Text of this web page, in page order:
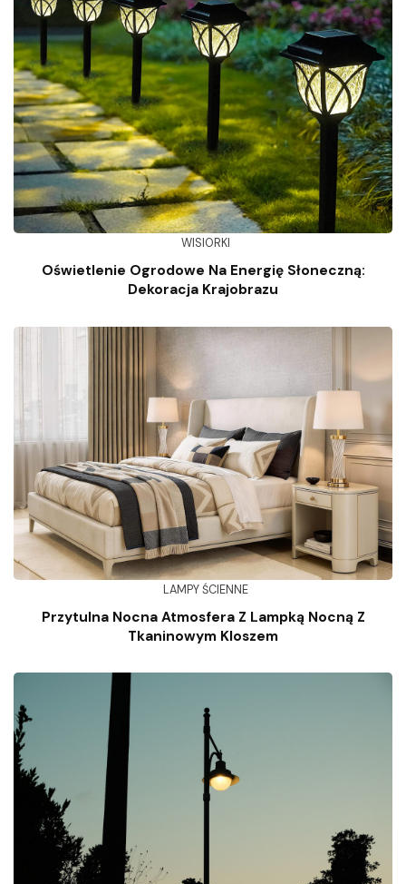
WISIORKI
Oświetlenie Ogrodowe Na Energię Słoneczną:
Dekoracja Krajobrazu
LAMPY ŚCIENNE
Przytulna Nocna Atmosfera Z Lampką Nocną Z
Tkaninowym Kloszem